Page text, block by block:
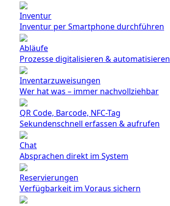
Inventur
Inventur per Smartphone durchführen
Abläufe
Prozesse digitalisieren & automatisieren
Inventarzuweisungen
Wer hat was – immer nachvollziehbar
QR Code, Barcode, NFC-Tag
Sekundenschnell erfassen & aufrufen
Chat
Absprachen direkt im System
Reservierungen
Verfügbarkeit im Voraus sichern